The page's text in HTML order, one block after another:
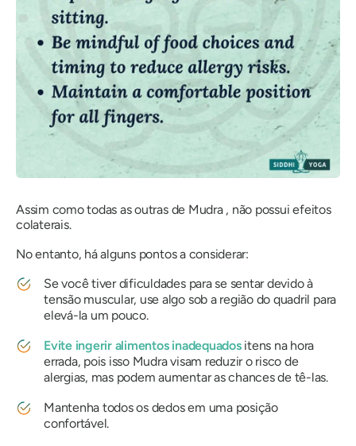
Assim como todas as outras de Mudra, não possui efeitos
colaterais.
No entanto, há alguns pontos a considerar:
Se você tiver dificuldades para se sentar devido à
tensão muscular, use algo sob a região do quadril para
elevá-la um pouco.
Evite ingerir alimentos inadequadositens na hora
errada, pois isso Mudravisam reduzir o risco de
alergias, mas podem aumentar as chances de tê-las.
Mantenha todos os dedos em uma posição
confortável.